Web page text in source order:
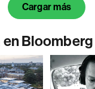
Cargar más